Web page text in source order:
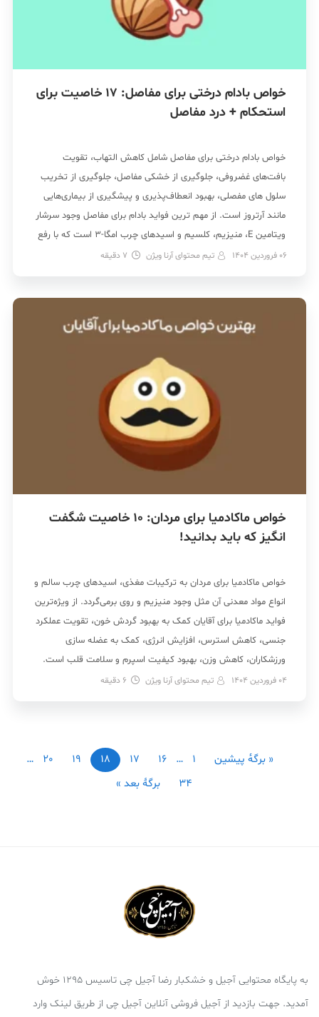
خواص بادام درختی برای مفاصل: 17 خاصیت برای
استحکام + درد مفاصل
خواص بادام درختی برای مفاصل شامل کاهش التهاب، تقویت
بافت‌های غضروفی، جلوگیری از خشکی مفاصل، جلوگیری از تخریب
سلول های مفصلی، بهبود انعطاف‌پذیری و پیشگیری از بیماری‌هایی
مانند آرتروز است. از مهم ترین فواید بادام برای مفاصل وجود سرشار
ویتامین E، منیزیم، کلسیم و اسیدهای چرب امگا-3 است که با رفع
اثرات استرس اکسیداتیو و […]
06 فروردین 1404 تیم محتوای آرنا ویژن 7 دقیقه
خواص ماکادمیا برای مردان: 10 خاصیت شگفت
انگیز که باید بدانید!
خواص ماکادمیا برای مردان به ترکیبات مغذی، اسیدهای چرب سالم و
انواع مواد معدنی آن مثل وجود منیزیم و روی برمی‌گردد. از ویژه‌ترین
فواید ماکادمیا برای آقایان کمک به بهبود گردش خون، تقویت عملکرد
جنسی، کاهش استرس، افزایش انرژی، کمک به عضله سازی
ورزشکاران، کاهش وزن، بهبود کیفیت اسپرم و سلامت قلب است.
در ادامه […]
04 فروردین 1404 تیم محتوای آرنا ویژن 6 دقیقه
« برگه‌ٔ پیشین 1
…
16
17
18
19
20
…
34
برگهٔ بعد »
به پایگاه محتوایی آجیل و خشکبار رضا آجیل چی تاسیس 1295 خوش
آمدید. جهت بازدید از آجیل فروشی آنلاین آجیل چی از طریق لینک وارد